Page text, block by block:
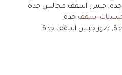
جبس اسقف مجالس جدة
اسقف جدة
صور جبس اسقف جدة